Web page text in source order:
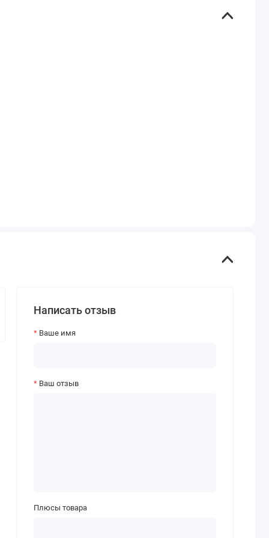
Написать отзыв
Ваше имя
Ваш отзыв
Плюсы товара